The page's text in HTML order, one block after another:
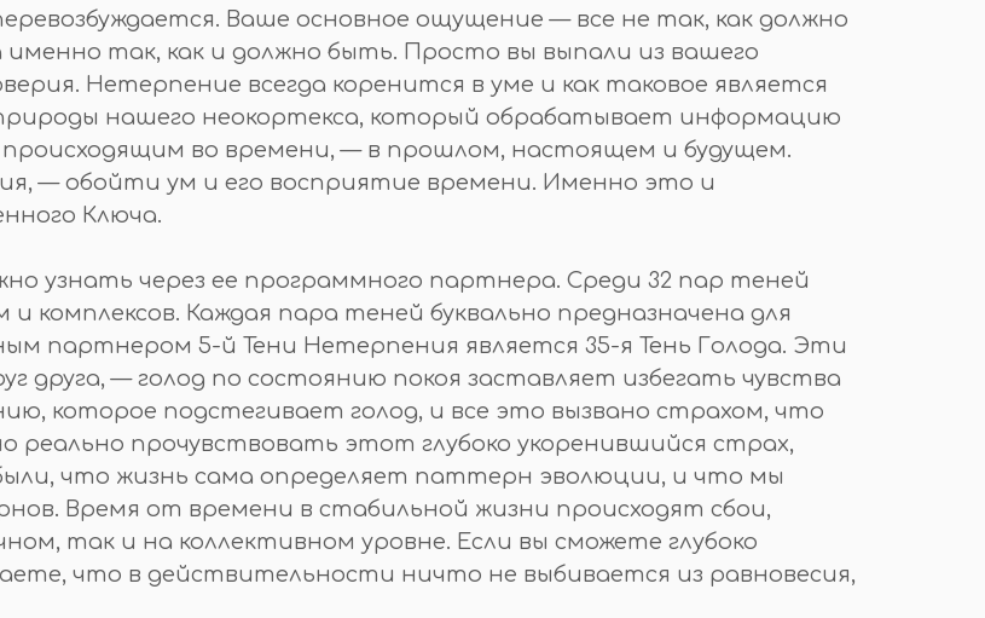
Ваше основное ощущение — все не так, как должно
именно так, как и должно быть. Просто вы выпали из вашего
Нетерпение всегда коренится в уме и как таковое является
нашего неокортекса, который обрабатывает информацию
во времени, — в прошлом, настоящем и будущем.
— обойти ум и его восприятие времени. Именно это и
Ключа.
узнать через ее программного партнера. Среди 32 пар теней
и комплексов. Каждая пара теней буквально предназначена для
партнером 5-й Тени Нетерпения является 35-я Тень Голода. Эти
друга, — голод по состоянию покоя заставляет избегать чувства
которое подстегивает голод, и все это вызвано страхом, что
реально прочувствовать этот глубоко укоренившийся страх,
что жизнь сама определяет паттерн эволюции, и что мы
Время от времени в стабильной жизни происходят сбои,
так и на коллективном уровне. Если вы сможете глубоко
что в действительности ничто не выбивается из равновесия,